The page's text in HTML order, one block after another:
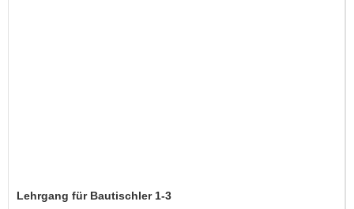
Lehrgang für Bautischler 1-3